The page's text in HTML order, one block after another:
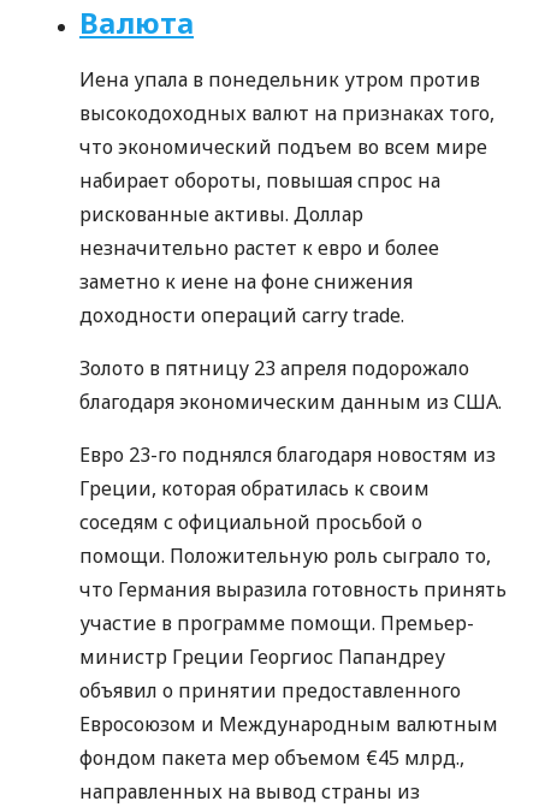
Валюта
Иена упала в понедельник утром против
высокодоходных валют на признаках того,
что экономический подъем во всем мире
набирает обороты, повышая спрос на
рискованные активы. Доллар
незначительно растет к евро и более
заметно к иене на фоне снижения
доходности операций carry trade.
Золото в пятницу 23 апреля подорожало
благодаря экономическим данным из США.
Евро 23-го поднялся благодаря новостям из
Греции, которая обратилась к своим
соседям с официальной просьбой о
помощи. Положительную роль сыграло то,
что Германия выразила готовность принять
участие в программе помощи. Премьер-
министр Греции Георгиос Папандреу
объявил о принятии предоставленного
Евросоюзом и Международным валютным
фондом пакета мер объемом €45 млрд.,
направленных на вывод страны из